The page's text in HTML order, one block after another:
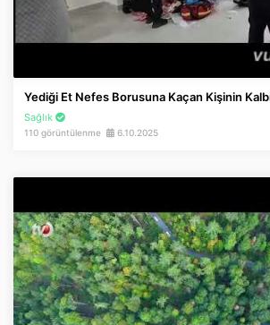
Yediği Et Nefes Borusuna Kaçan Kişinin
Sağlık
110 görüntülenme 6.10.2025